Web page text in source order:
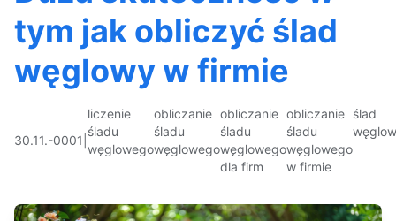
tym jak obliczyć ślad
węglowy w firmie
30.11.-0001
liczenie
śladu
węglowego
obliczanie
śladu
węglowego
obliczanie
śladu
węglowego
dla firm
obliczanie
śladu
węglowego
w firmie
ślad